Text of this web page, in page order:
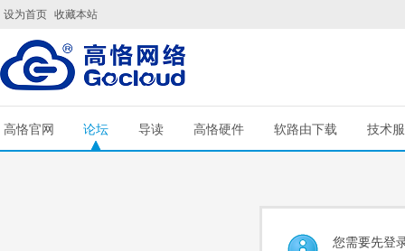
设为首页 收藏本站
高恪官网 论坛 导读 高恪硬件 软路由下载 技术
您需要先登